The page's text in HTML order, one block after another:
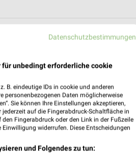
Datenschutzbestimmungen
für unbedingt erforderliche cookie
B. eindeutige IDs in cookie und anderen
personenbezogenen Daten möglicherweise
Sie können Ihre Einstellungen akzeptieren,
auf die Fingerabdruck-Schaltfläche in
Fingerabdruck oder den Link in der Fußzeile
Einwilligung widerrufen. Diese Entscheidungen
und Folgendes zu tun: